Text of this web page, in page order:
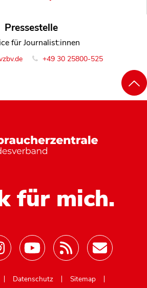
Pressestelle
für Journalist:innen
+49 30 25800-525
für mich.
Datenschutz
Sitemap